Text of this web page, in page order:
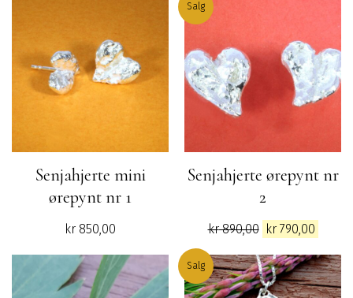
Senjahjerte mini
ørepynt nr 1
kr 850,00
Salg
Senjahjerte ørepynt nr
2
kr890,00 Opprinnelig
var:
kr 890,00.
kr790,00
er:
kr
Salg